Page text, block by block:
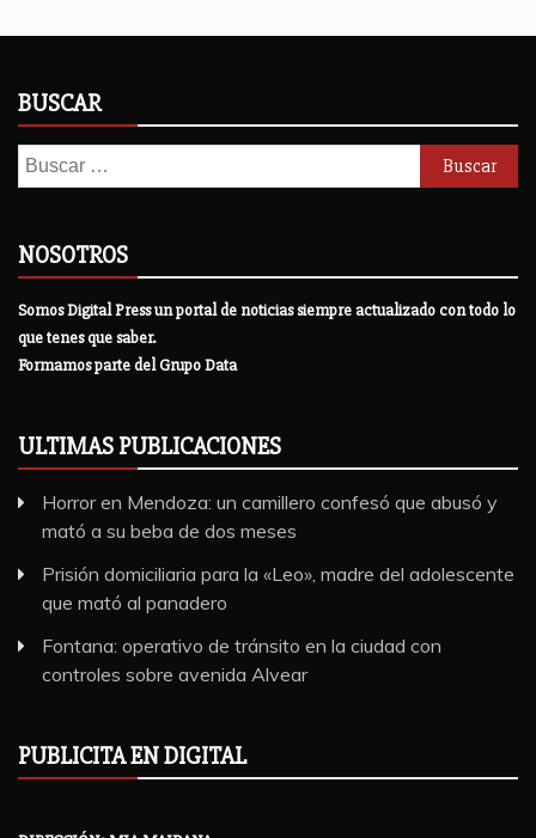
BUSCAR
Buscar:
NOSOTROS
Somos Digital Press un portal de noticias siempre actualizado con todo lo
que tenes que saber.
Formamos parte del Grupo Data
ULTIMAS PUBLICACIONES
Horror en Mendoza: un camillero confesó que abusó y
mató a su beba de dos meses
Prisión domiciliaria para la «Leo», madre del adolescente
que mató al panadero
Fontana: operativo de tránsito en la ciudad con
controles sobre avenida Alvear
PUBLICITA EN DIGITAL